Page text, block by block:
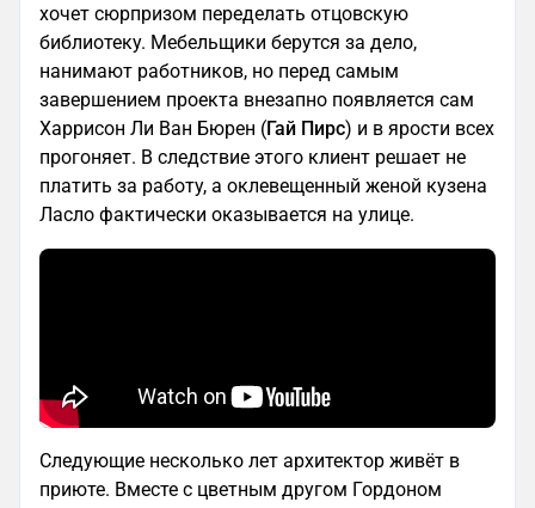
хочет сюрпризом переделать отцовскую
библиотеку. Мебельщики берутся за дело,
нанимают работников, но перед самым
завершением проекта внезапно появляется сам
Харрисон Ли Ван Бюрен (Гай Пирс) и в ярости всех
прогоняет. В следствие этого клиент решает не
платить за работу, а оклевещенный женой кузена
Ласло фактически оказывается на улице.
Следующие несколько лет архитектор живёт в
приюте. Вместе с цветным другом Гордоном